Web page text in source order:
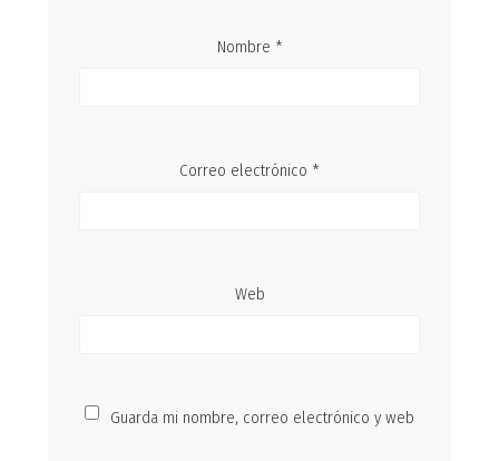
Nombre *
Correo electrónico *
Web
Guarda mi nombre, correo electrónico y web